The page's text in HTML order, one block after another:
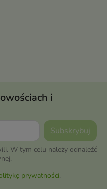
i
W tym celu należy odnaleźć
prywatności.